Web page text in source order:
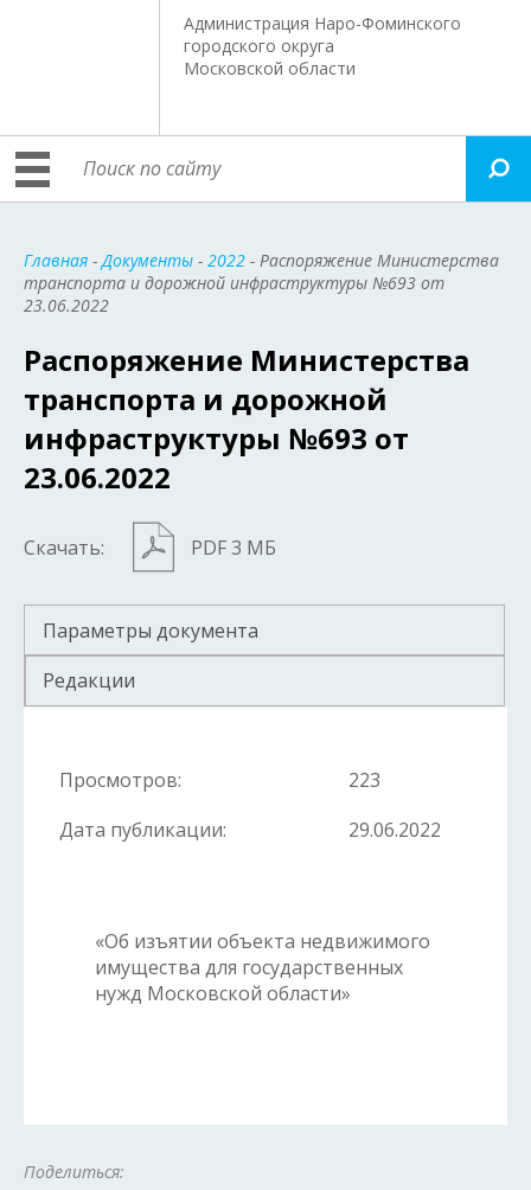
Администрация Наро-Фоминского
городского округа
Московской области
Главная -Документы - 2022 - Распоряжение Министерства
транспорта и дорожной инфраструктуры №693 от
23.06.2022
Распоряжение Министерства
транспорта и дорожной
инфраструктуры №693 от
23.06.2022
Скачать: PDF 3 МБ
Параметры документа
Редакции
Просмотров:
223
Дата публикации:
29.06.2022
«Об изъятии объекта недвижимого
имущества для государственных
нужд Московской области»
Поделиться: